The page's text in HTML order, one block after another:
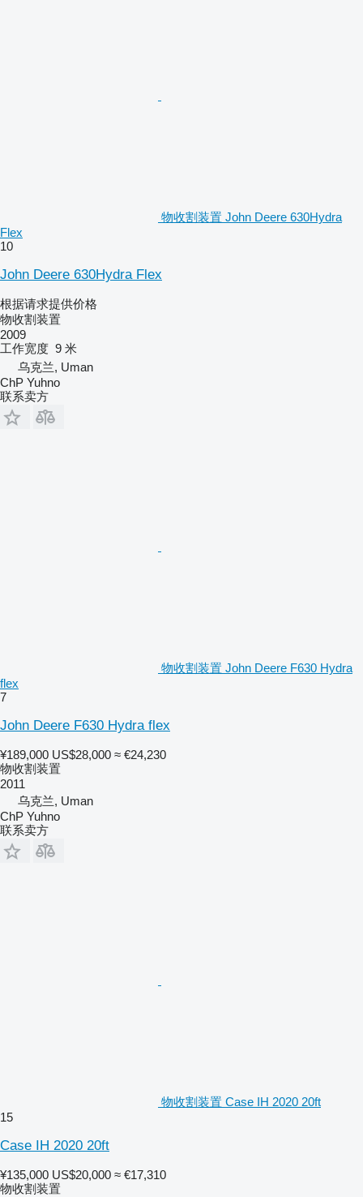
物收割装置 John Deere 630Hydra
Flex
10
John Deere 630Hydra Flex
根据请求提供价格
物收割装置
2009
工作宽度 9 米
乌克兰, Uman
ChP Yuhno
联系卖方
物收割装置 John Deere F630 Hydra
flex
7
John Deere F630 Hydra flex
¥189,000 US$28,000 ≈ €24,230
物收割装置
2011
乌克兰, Uman
ChP Yuhno
联系卖方
物收割装置 Case IH 2020 20ft
15
Case IH 2020 20ft
¥135,000 US$20,000 ≈ €17,310
物收割装置